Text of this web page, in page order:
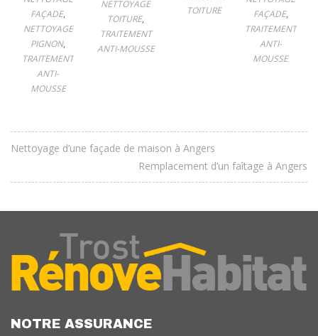
FAÇADE,
NETTOYAGE
PIGNON,
TRAITEMENT
ANTI-
MOUSSE
NETTOYAGE
TOITURE,
TRAITEMENT
ANTI-MOUSSE
TOITURE
FAÇADE,
TRAITEMENT
ANTI-
MOUSSE
Nettoyage d’une façade de maison à Angers
Remplacement d’un faîtage à Angers
NOTRE ASSURANCE